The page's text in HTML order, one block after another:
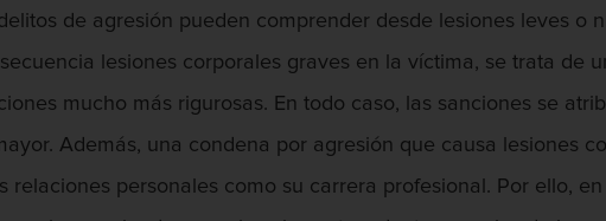
de agresión pueden comprender desde lesiones leves o
lesiones corporales graves en la víctima, se trata de
mucho más rigurosas. En todo caso, las sanciones se
Además, una condena por agresión que causa lesiones
relaciones personales como su carrera profesional. Por ello,